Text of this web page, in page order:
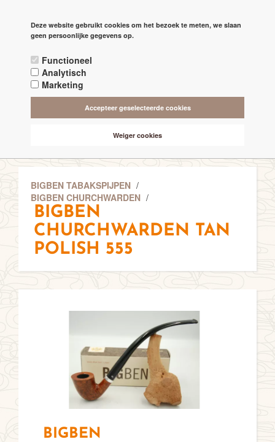
check RECHTSTREEKS VAN DE 'MAKERS'
check
check ONLINE VEILIG & SNEL BETALEN
BIGBEN TABAKSPIJPEN /
BIGBEN CHURCHWARDEN /
BIGBEN
CHURCHWARDEN TAN
POLISH 555
BIGBEN
Deze website gebruikt cookies om het bezoek te meten, we slaan
geen persoonlijke gegevens op.
Functioneel
Analytisch
Marketing
Accepteer geselecteerde cookies
Weiger cookies